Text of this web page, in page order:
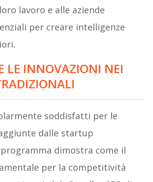
lavoro e alle aziende
per creare intelligenze
.
LE INNOVAZIONI NEI
soddisfatti per le
dalle startup
dimostra come il
per la competitività